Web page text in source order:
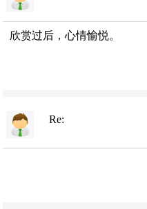
欣赏过后，心情愉悦。
Re: